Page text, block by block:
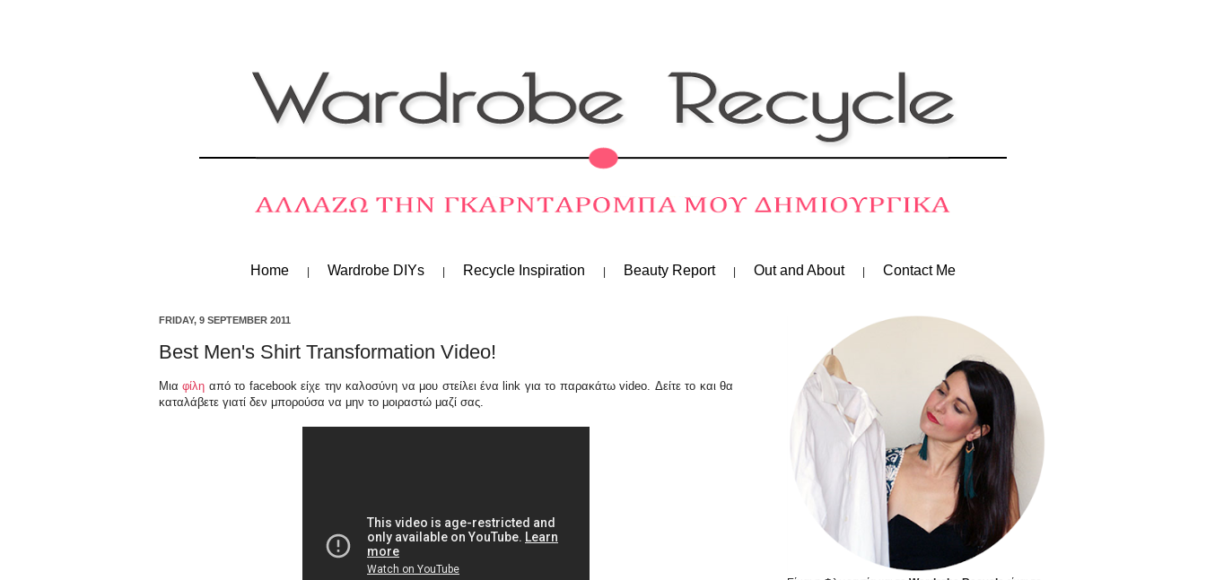
Home Wardrobe DIYs Recycle Inspiration Beauty Report Out and About Contact Me
FRIDAY, 9 SEPTEMBER 2011
Best Men's Shirt Transformation Video!
Μιαφίλη από το facebook είχε την καλοσύνη να μου στείλει ένα link για το παρακάτω video. Δείτε το και θα
καταλάβετε γιατί δεν μπορούσα να μην το μοιραστώ μαζί σας.